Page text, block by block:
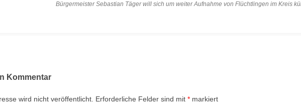
Bürgermeister Sebastian Täger will sich um weiter Aufnahme von Flüchtlingen im Kreis
Kommentar
wird nicht veröffentlicht. Erforderliche Felder sind mit * markiert